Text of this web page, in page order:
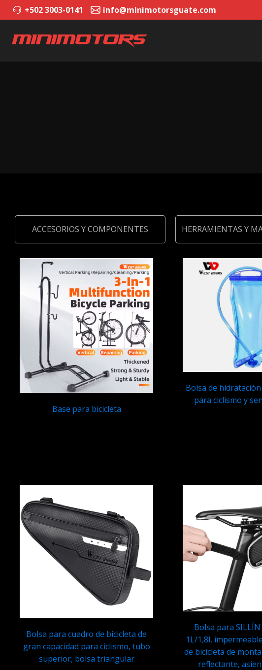
+502 3003-0141 info@minimotorsguate.com
ACCESORIOS Y COMPONENTES HERRAMIENTAS Y
Base para bicicleta
Bolsa de hidratación
para ciclismo y
Bolsa para cuadro de bicicleta de
gran capacidad para ciclismo, tubo
superior, bolsa triangular
Bolsa para
1L/1,8l,
de bicicleta de
reflectante,